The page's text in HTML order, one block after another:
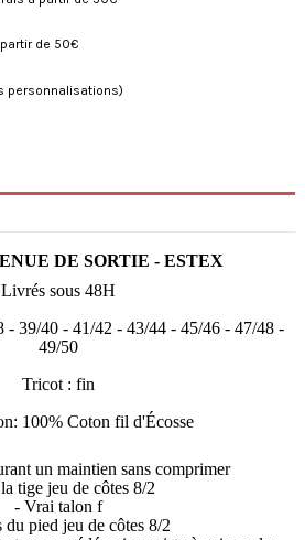
de 50€
personnalisations)
DE SORTIE - ESTEX
Livrés sous 48H
- 39/40 - 41/42 - 43/44 - 45/46 - 47/48 -
49/50
Tricot : fin
100% Coton fil d'Écosse
un maintien sans comprimer
tige jeu de côtes 8/2
- Vrai talon f
du pied jeu de côtes 8/2